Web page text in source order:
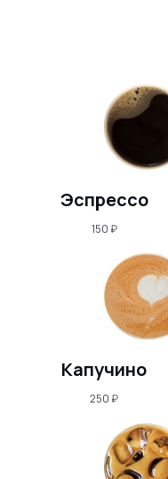
Эспрессо
150 ₽
Капучино
250 ₽